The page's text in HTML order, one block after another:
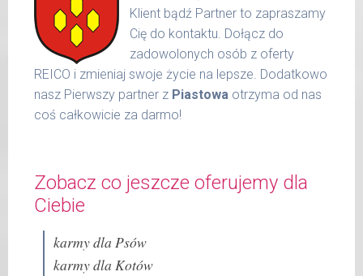
Klient bądź Partner to zapraszamy
Cię do kontaktu. Dołącz do
zadowolonych osób z oferty
REICO i zmieniaj swoje życie na lepsze. Dodatkowo
nasz Pierwszy partner z Piastowa otrzyma od nas
coś całkowicie za darmo!
Zobacz co jeszcze oferujemy dla
Ciebie
karmy dla Psów
karmy dla Kotów